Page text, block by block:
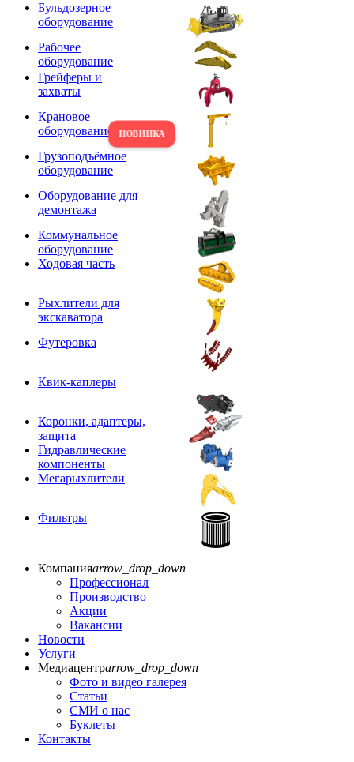
Бульдозерное
оборудование
Рабочее
оборудование
Грейферы и
захваты
Крановое
оборудование
Грузоподъёмное
оборудование
Оборудование для
демонтажа
Коммунальное
оборудование
Ходовая часть
Рыхлители для
экскаватора
Футеровка
Квик-каплеры
Коронки, адаптеры,
защита
Гидравлические
компоненты
Мегарыхлители
Фильтры
Компанияarrow_drop_down
Профессионал
Производство
Акции
Вакансии
Новости
Услуги
Медиацентрarrow_drop_down
Фото и видео галерея
Статьи
СМИ о нас
Буклеты
Контакты